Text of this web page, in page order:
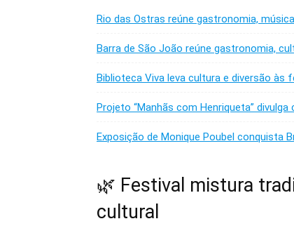
Rio das Ostras reúne gastronomia,
Barra de São João reúne gastronomia,
Biblioteca Viva leva cultura e diversão às
Projeto “Manhãs com Henriqueta” divulga
Exposição de Monique Poubel conquista
🌿 Festival mistura
cultural